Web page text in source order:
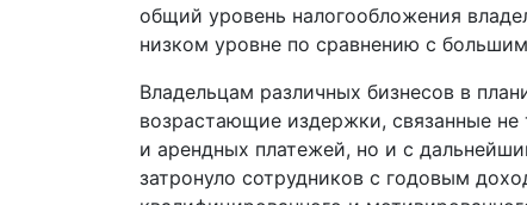
общий уровень налогообложения
низком уровне по сравнению с
Владельцам различных бизнесов в
возрастающие издержки, связанные
и арендных платежей, но и с
затронуло сотрудников с годовым